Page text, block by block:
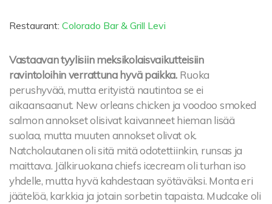
Restaurant: Colorado Bar & Grill Levi
Vastaavan tyylisiin meksikolaisvaikutteisiin
ravintoloihin verrattuna hyvä paikka. Ruoka
perushyvää, mutta erityistä nautintoa se ei
aikaansaanut. New orleans chicken ja voodoo smoked
salmon annokset olisivat kaivanneet hieman lisää
suolaa, mutta muuten annokset olivat ok.
Natcholautanen oli sitä mitä odotettiinkin, runsas ja
maittava. Jälkiruokana chiefs icecream oli turhan iso
yhdelle, mutta hyvä kahdestaan syötäväksi. Monta eri
jäätelöä, karkkia ja jotain sorbetin tapaista. Mudcake oli